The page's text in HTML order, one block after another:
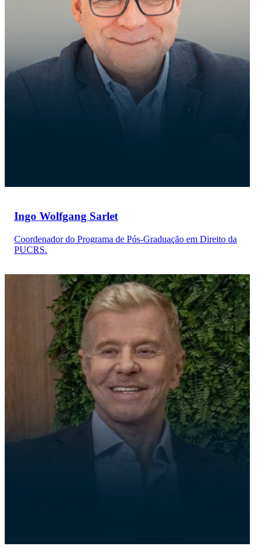
Ingo Wolfgang Sarlet
Coordenador do Programa de Pós-Graduação em Direito da
PUCRS.